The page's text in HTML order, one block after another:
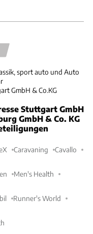
sport auto und Auto
GmbH & Co.KG
Stuttgart GmbH
GmbH & Co. KG
Caravaning Cavallo
Men's Health
Runner's World